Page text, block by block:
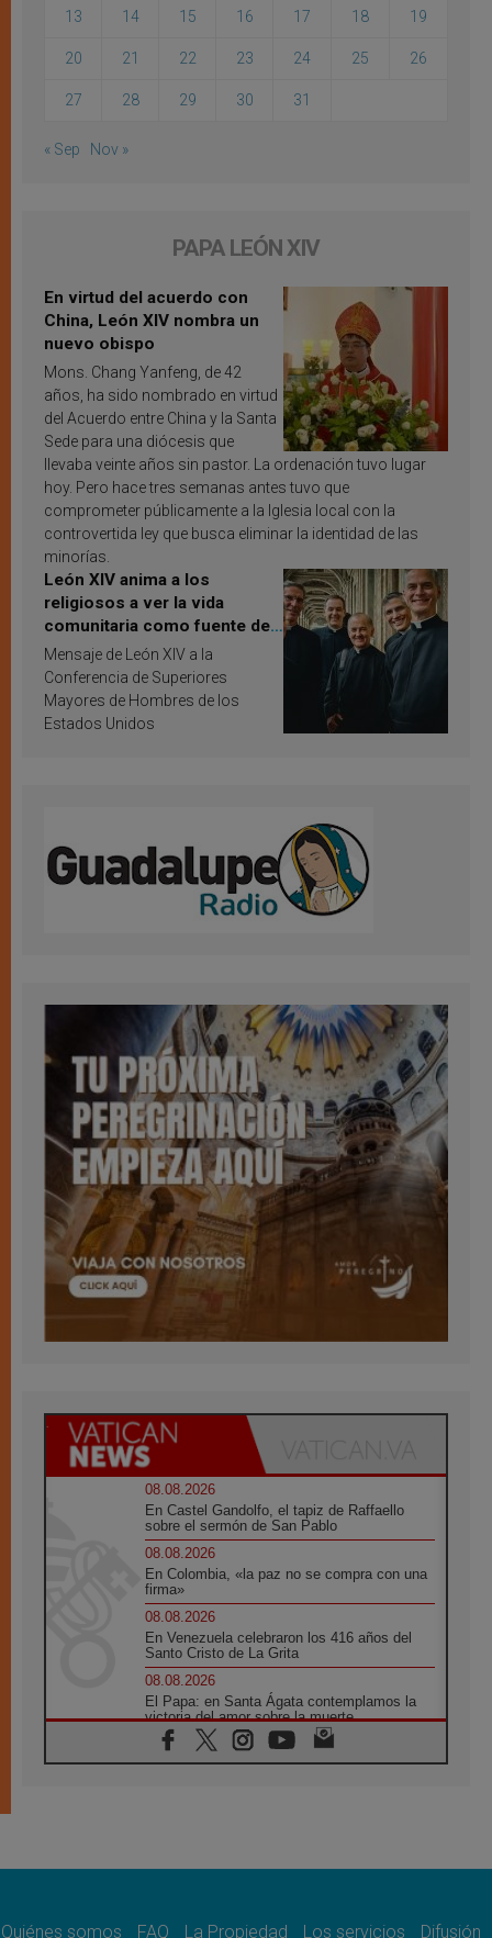
13 14 15 16 17 18 19
20 21 22 23 24 25 26
27 28 29 30 31
« Sep Nov »
PAPA LEÓN XIV
En virtud del acuerdo con
China, León XIV nombra un
nuevo obispo
Mons. Chang Yanfeng, de 42
años, ha sido nombrado en virtud
del Acuerdo entre China y la Santa
Sede para una diócesis que
llevaba veinte años sin pastor. La ordenación tuvo lugar
hoy. Pero hace tres semanas antes tuvo que
comprometer públicamente a la Iglesia local con la
controvertida ley que busca eliminar la identidad de las
minorías.
León XIV anima a los
religiosos a ver la vida
comunitaria como fuente de
inspiración y santificación
Mensaje de León XIV a la
Conferencia de Superiores
Mayores de Hombres de los
Estados Unidos
08.08.2026
En Castel Gandolfo, el tapiz de Raffaello
sobre el sermón de San Pablo
08.08.2026
En Colombia, «la paz no se compra con una
firma»
08.08.2026
En Venezuela celebraron los 416 años del
Santo Cristo de La Grita
08.08.2026
El Papa: en Santa Ágata contemplamos la
victoria del amor sobre la muerte
08.08.2026
León XIV visitará el Santuario de la Madre
07.08.2026
Quiénes somos FAQ La Propiedad Los servicios Difusión